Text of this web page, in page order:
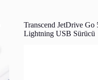
Transcend JetDrive Go
Lightning USB Sürücü